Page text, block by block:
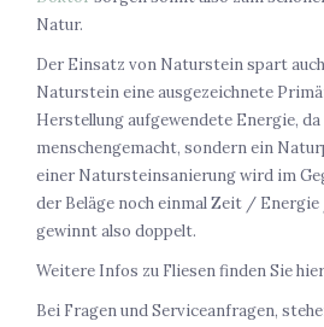
Natur.
Der Einsatz von Naturstein spart
Naturstein eine ausgezeichnete
Herstellung aufgewendete Energie,
menschengemacht, sondern ein
einer Natursteinsanierung wird im
der Beläge noch einmal Zeit /
gewinnt also doppelt.
Weitere Infos zu Fliesen finden Sie
Bei Fragen und Serviceanfragen,